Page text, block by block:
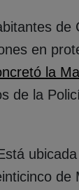
de
en
la
de la
de